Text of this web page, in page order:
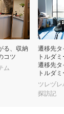
る、収納
コツ
ム
遷移先タ
トルダ
遷移先タ
トルダミ
ツレヅ
探訪記